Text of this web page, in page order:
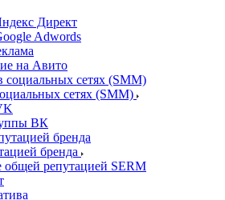
Директ
Adwords
на Авито
сетях (SMM)
ВК
бренда
общей репутацией SERM